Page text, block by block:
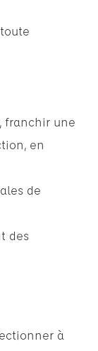
franchir une
en
de
des
à